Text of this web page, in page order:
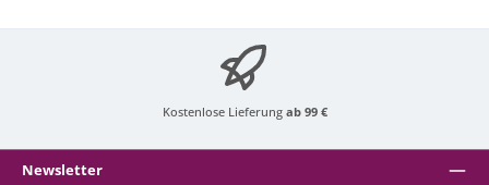
Kostenlose Lieferung ab 99 €
Newsletter